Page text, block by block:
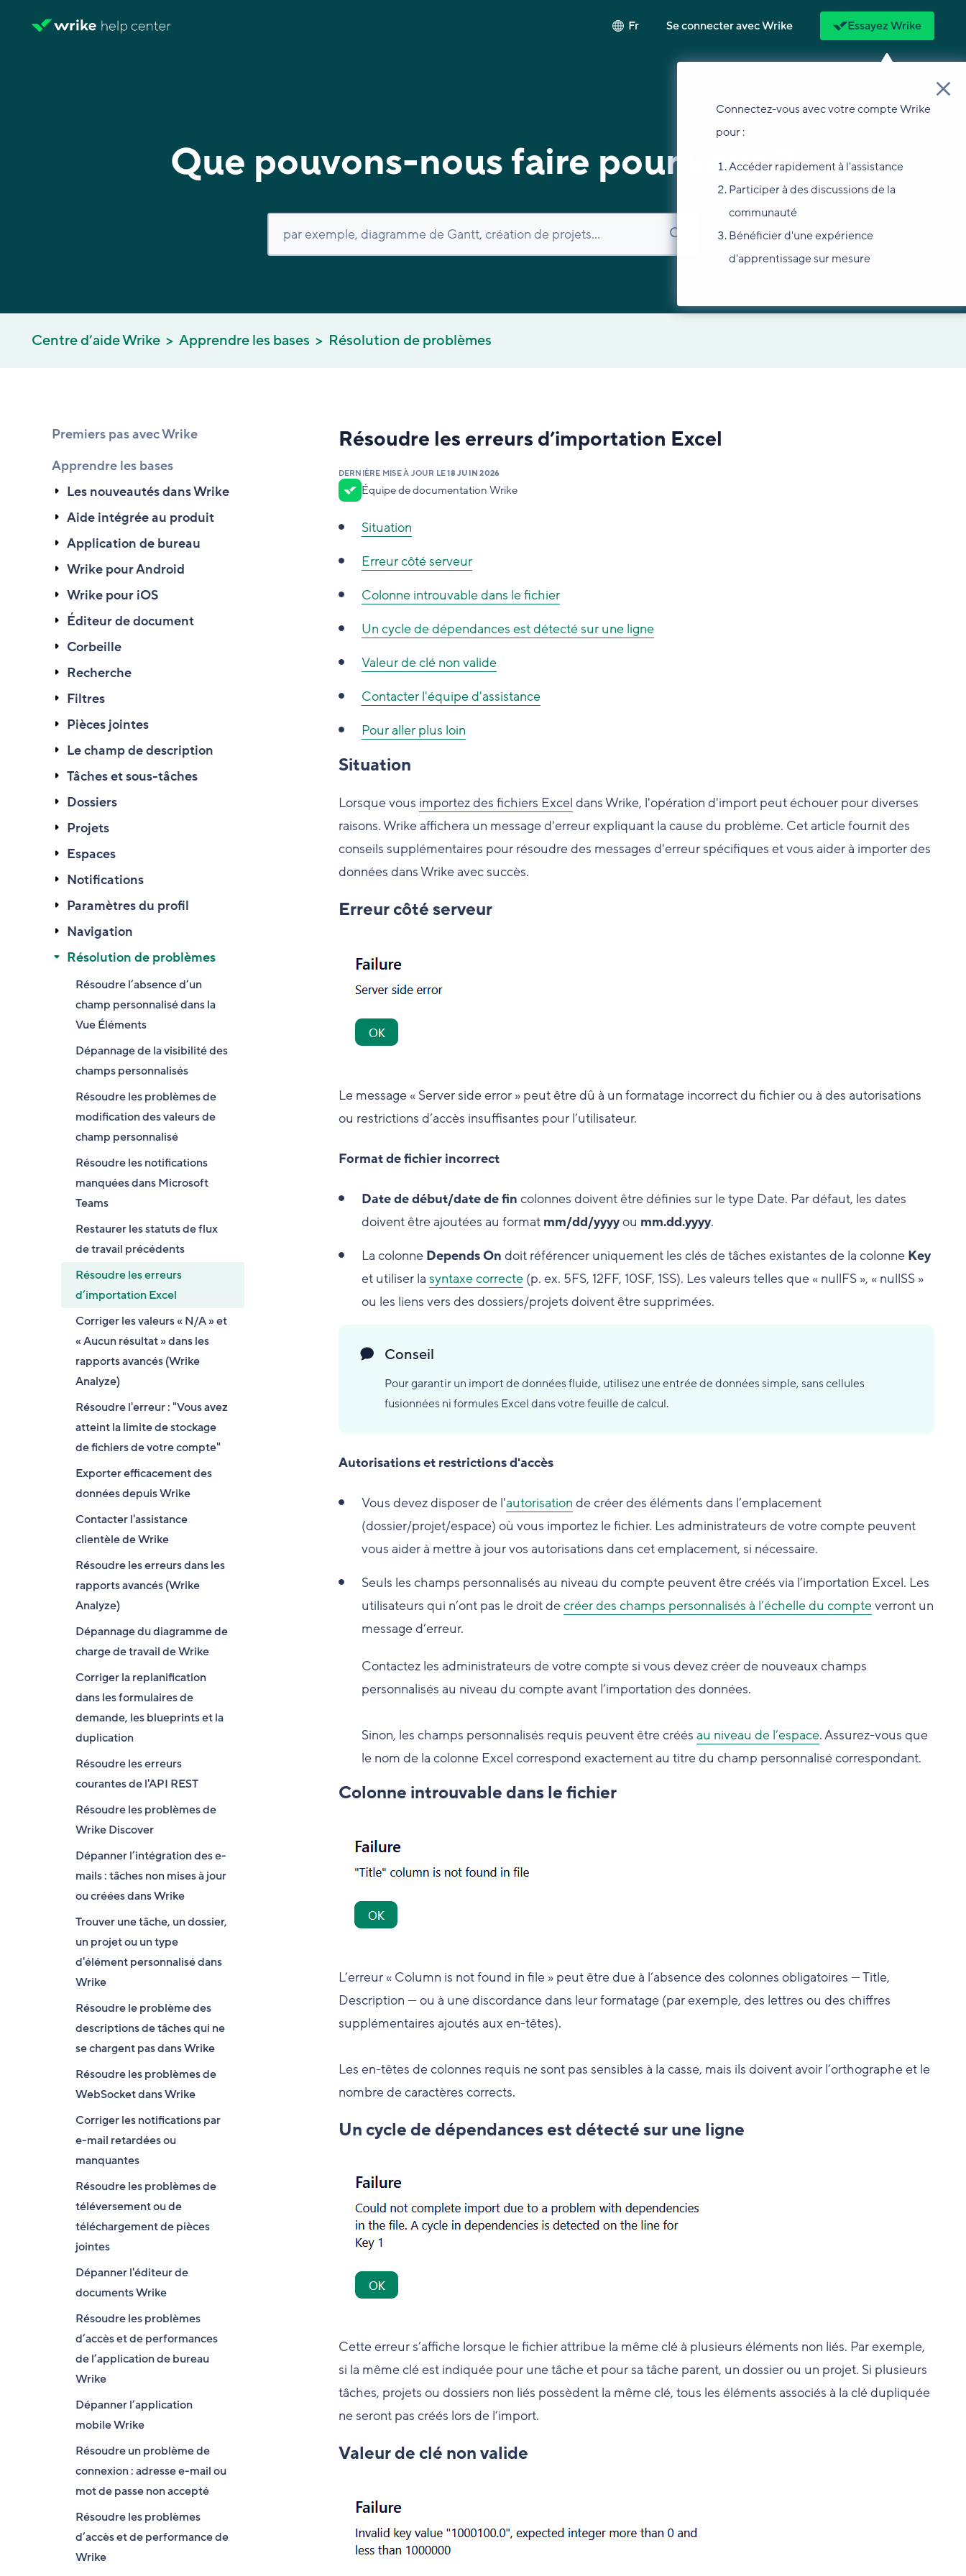
Fr Se connecter avec Wrike Essayez Wrike
Connectez-vous avec votre compte Wrike
pour :
Accéder rapidement à l'assistance
Participer à des discussions de la
communauté
Bénéficier d'une expérience
d'apprentissage sur mesure
Que pouvons-nous faire pour vous ?
Centre d’aide Wrike Apprendre les bases Résolution de problèmes
Premiers pas avec Wrike
Apprendre les bases
Les nouveautés dans Wrike
Aide intégrée au produit
Application de bureau
Wrike pour Android
Wrike pour iOS
Éditeur de document
Corbeille
Recherche
Filtres
Pièces jointes
Le champ de description
Tâches et sous-tâches
Dossiers
Projets
Espaces
Notifications
Paramètres du profil
Navigation
Résolution de problèmes
Résoudre l’absence d’un
champ personnalisé dans la
Vue Éléments
Dépannage de la visibilité des
champs personnalisés
Résoudre les problèmes de
modification des valeurs de
champ personnalisé
Résoudre les notifications
manquées dans Microsoft
Teams
Restaurer les statuts de flux
de travail précédents
Résoudre les erreurs
d’importation Excel
Corriger les valeurs « N/A » et
« Aucun résultat » dans les
rapports avancés (Wrike
Analyze)
Résoudre l'erreur : "Vous avez
atteint la limite de stockage
de fichiers de votre compte"
Exporter efficacement des
données depuis Wrike
Contacter l'assistance
clientèle de Wrike
Résoudre les erreurs dans les
rapports avancés (Wrike
Analyze)
Dépannage du diagramme de
charge de travail de Wrike
Corriger la replanification
dans les formulaires de
demande, les blueprints et la
duplication
Résoudre les erreurs
courantes de l'API REST
Résoudre les problèmes de
Wrike Discover
Dépanner l’intégration des e-
mails : tâches non mises à jour
ou créées dans Wrike
Trouver une tâche, un dossier,
un projet ou un type
d'élément personnalisé dans
Wrike
Résoudre le problème des
descriptions de tâches qui ne
se chargent pas dans Wrike
Résoudre les problèmes de
WebSocket dans Wrike
Corriger les notifications par
e-mail retardées ou
manquantes
Résoudre les problèmes de
téléversement ou de
téléchargement de pièces
jointes
Dépanner l'éditeur de
documents Wrike
Résoudre les problèmes
d’accès et de performances
de l’application de bureau
Wrike
Dépanner l’application
mobile Wrike
Résoudre un problème de
connexion : adresse e-mail ou
mot de passe non accepté
Résoudre les problèmes
d’accès et de performance de
Wrike
Résoudre les erreurs d’importation Excel
DERNIÈRE MISE À JOUR LE18 JUIN 2026
Équipe de documentation Wrike
Situation
Erreur côté serveur
Colonne introuvable dans le fichier
Un cycle de dépendances est détecté sur une ligne
Valeur de clé non valide
Contacter l'équipe d'assistance
Pour aller plus loin
Situation
Lorsque vous importez des fichiers Excel dans Wrike, l'opération d'import peut échouer pour diverses
raisons.Wrike affichera un message d'erreur expliquant la cause du problème. Cet article fournit des
conseils supplémentaires pour résoudre des messages d'erreur spécifiques et vous aider à importer des
données dans Wrike avec succès.
Erreur côté serveur
Le message « Server side error » peut être dû à un formatage incorrect du fichier ou à des autorisations
ou restrictions d’accès insuffisantes pour l’utilisateur.
Format de fichier incorrect
Date de début/date de fin colonnes doivent être définies sur le type Date. Par défaut, les dates
doivent être ajoutées au format mm/dd/yyyyou mm.dd.yyyy.
La colonne Depends On doit référencer uniquement les clés de tâches existantes de la colonne Key
et utiliser la syntaxe correcte(p. ex. 5FS, 12FF, 10SF, 1SS). Les valeurs telles que « nullFS », « nullSS »
ou les liens vers des dossiers/projets doivent être supprimées.
Conseil
Pour garantir un import de données fluide, utilisez une entrée de données simple, sans cellules
fusionnées ni formules Excel dans votre feuille de calcul.
Autorisations et restrictions d'accès
Vous devez disposer de l'autorisation de créer des éléments dans l’emplacement
(dossier/projet/espace) où vous importez le fichier. Les administrateurs de votre compte peuvent
vous aider à mettre à jour vos autorisations dans cet emplacement, si nécessaire.
Seuls les champs personnalisés au niveau du compte peuvent être créés via l’importation Excel. Les
utilisateurs qui n’ont pas le droit decréer des champs personnalisés à l’échelle du compteverront un
message d’erreur.
Contactez les administrateurs de votre compte si vous devez créer de nouveaux champs
personnalisés au niveau du compte avant l’importation des données.
Sinon, les champs personnalisés requis peuvent être créés au niveau de l’espace.Assurez-vous que
le nom de la colonne Excel correspond exactement au titre du champ personnalisé correspondant.
Colonne introuvable dans le fichier
L’erreur « Column is not found in file » peut être due à l’absence des colonnes obligatoires — Title,
Description — ou à une discordance dans leur formatage (par exemple, des lettres ou des chiffres
supplémentaires ajoutés aux en-têtes).
Les en-têtes de colonnes requis ne sont pas sensibles à la casse, mais ils doivent avoir l’orthographe et le
nombre de caractères corrects.
Un cycle de dépendances est détecté sur une ligne
Cette erreur s’affiche lorsque le fichier attribue la même clé à plusieurs éléments non liés. Par exemple,
si la même clé est indiquée pour une tâche et pour sa tâche parent, un dossier ou un projet. Si plusieurs
tâches, projets ou dossiers non liés possèdent la même clé, tous les éléments associés à la clé dupliquée
ne seront pas créés lors de l’import.
Valeur de clé non valide